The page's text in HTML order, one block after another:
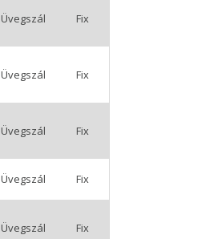
Üvegszál Fix
Üvegszál Fix
Üvegszál Fix
Üvegszál Fix
Üvegszál Fix